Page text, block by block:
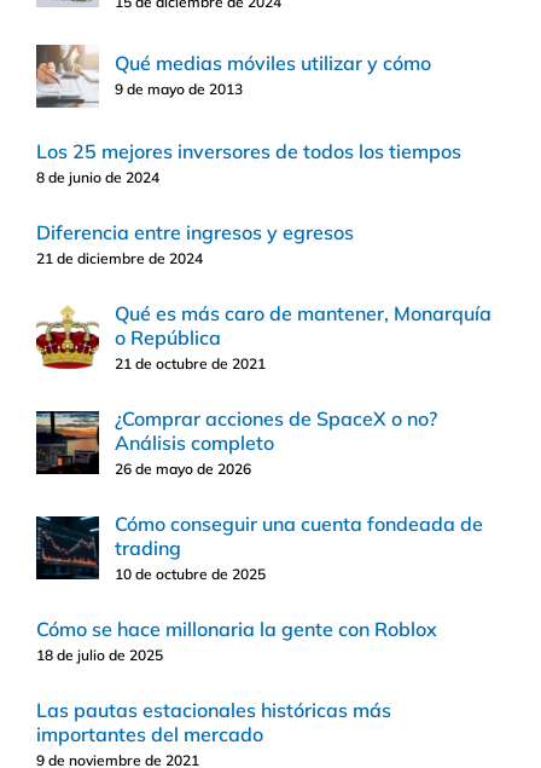
Qué medias móviles utilizar y cómo
9 de mayo de 2013
Los 25 mejores inversores de todos los tiempos
8 de junio de 2024
Diferencia entre ingresos y egresos
21 de diciembre de 2024
Qué es más caro de mantener, Monarquía
o República
21 de octubre de 2021
¿Comprar acciones de SpaceX o no?
Análisis completo
26 de mayo de 2026
Cómo conseguir una cuenta fondeada de
trading
10 de octubre de 2025
Cómo se hace millonaria la gente con Roblox
18 de julio de 2025
Las pautas estacionales históricas más
importantes del mercado
9 de noviembre de 2021